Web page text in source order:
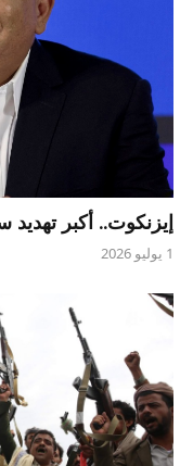
إيزنكوت.. أكبر تهديد
1 يوليو 2026